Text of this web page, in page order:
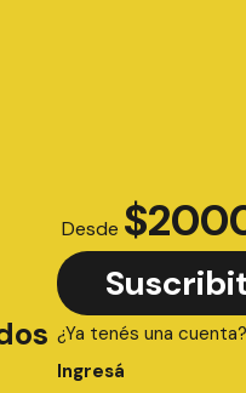
Desde $
¿Ya tenés una cuenta?
Ingresá